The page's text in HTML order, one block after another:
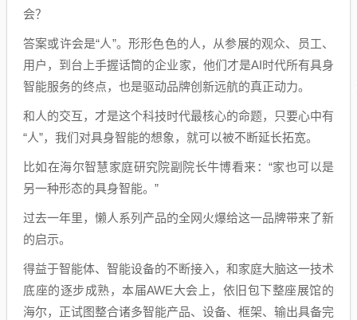
会？
答案或许会是“人”。形形色色的人，从参展的观众、员工、
用户，到台上手握话筒的企业家，他们才是AI时代所有具身
智能服务的终点，也是驱动品牌创新远航的真正动力。
和人的交互，才是这个科技时代最核心的命题，只要心中有
“人”，我们对具身智能的想象，就可以被不断延长拓宽。
比如在海尔智慧家庭研究院副院长牛博看来：“家也可以是
另一种形态的具身智能。”
过去一年里，懒人系列产品的全网火爆给这一品牌带来了新
的启示。
得益于智能体、智能设备的不断接入，和家庭大脑这一技术
底座的逐步成熟，本届AWE大会上，依旧包下整座展馆的
海尔，正试图整合诸多智能产品、设备、框架、输出具备完